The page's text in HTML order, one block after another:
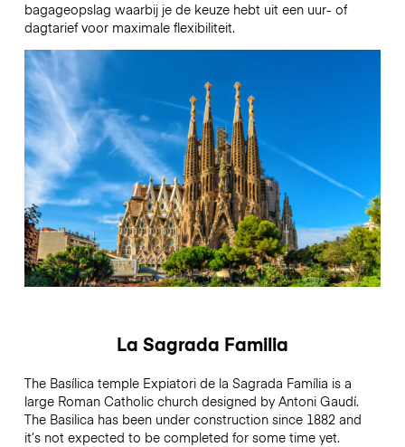
bagageopslag waarbij je de keuze hebt uit een uur- of
dagtarief voor maximale flexibiliteit.
La Sagrada Familia
The Basílica temple Expiatori de la Sagrada Família is a
large Roman Catholic church designed by Antoni Gaudí.
The Basilica has been under construction since 1882 and
it’s not expected to be completed for some time yet.